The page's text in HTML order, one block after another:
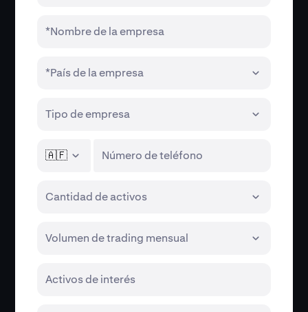
*Nombre de la empresa
*País de la empresa
Tipo de empresa
🇦🇫 Número de teléfono
Cantidad de activos
Volumen de trading mensual
Activos de interés